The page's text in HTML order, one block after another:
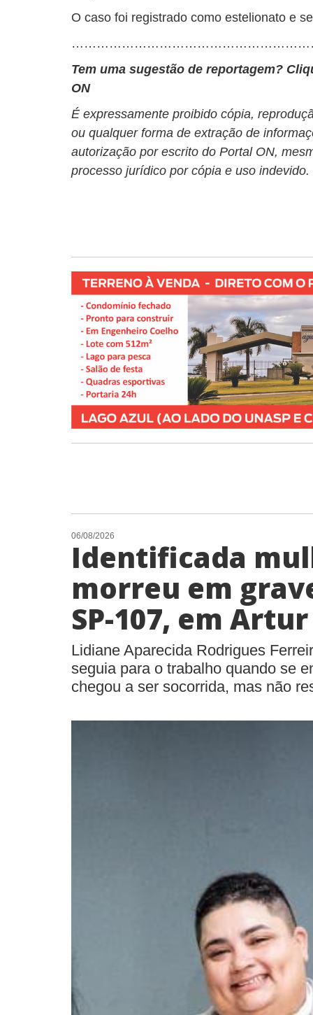
O caso foi registrado como estelionato e
Tem uma sugestão de reportagem?
ON
É expressamente proibido cópia,
ou qualquer forma de extração de
autorização por escrito do Portal ON,
processo jurídico por cópia e uso indevido.
06/08/2026
Identificada
morreu em
SP-107, em
Lidiane Aparecida Rodrigues
seguia para o trabalho quando se
chegou a ser socorrida, mas não